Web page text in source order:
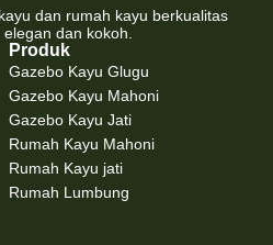
dan rumah kayu berkualitas
dan kokoh.
Produk
Gazebo Kayu Glugu
Gazebo Kayu Mahoni
Gazebo Kayu Jati
Rumah Kayu Mahoni
Rumah Kayu jati
Rumah Lumbung